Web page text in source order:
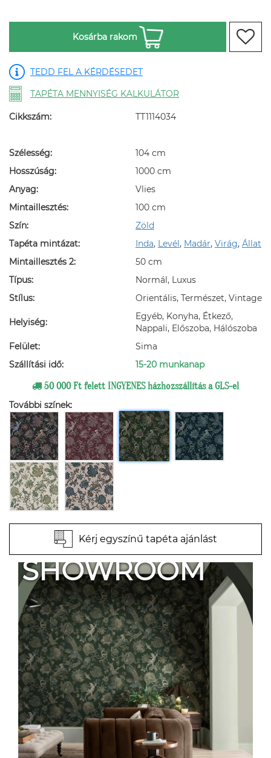
Kosárba rakom
TEDD FEL A KÉRDÉSEDET
TAPÉTA MENNYISÉG KALKULÁTOR
Cikkszám: TT1114034
Szélesség:
104 cm
Hosszúság:
1000 cm
Anyag:
Vlies
Mintaillesztés:
100 cm
Szín:
Zöld
Tapéta mintázat:
Inda, Levél , Madár, Virág, Állat
Mintaillesztés 2:
50 cm
Típus:
Normál, Luxus
Stílus:
Orientális, Természet, Vintage
Helyiség:
Egyéb, Konyha, Étkező,
Nappali, Előszoba, Hálószoba
Felület:
Sima
Szállítási idő:
15-20 munkanap
50 000 Ft felett INGYENES házhozszállítás a GLS-el
További színek:
Kérj egyszínű tapéta ajánlást
SHOWROOM